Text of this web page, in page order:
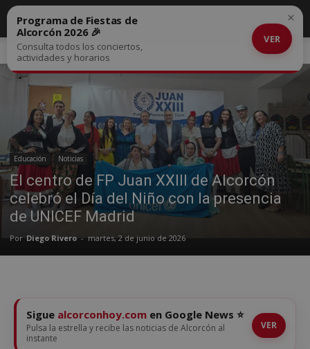
Inicio Educación
Educación Noticias
El centro de FP Juan XXIII de Alcorcón
celebró el Día del Niño con la presencia
de UNICEF Madrid
Por Diego Rivero - martes, 2 de junio de 2026
Programa de Fiestas de
Alcorcón 2026 🎉
Consulta todos los conciertos,
actividades y horarios
VER
×
Sigue alcorconhoy.com en Google News ⭐
Pulsa la estrella y recibe las noticias de Alcorcón al
instante
VER